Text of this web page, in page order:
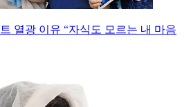
열광 이유 “자식도 모르는 내 마음